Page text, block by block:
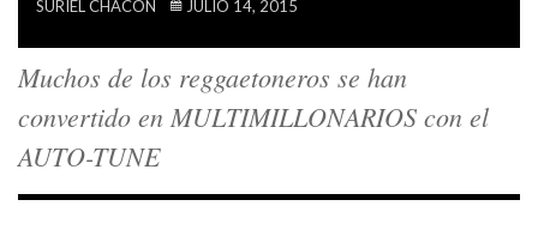
SURIEL CHACON JULIO 14, 2015
Muchos de los reggaetoneros se han
convertido en MULTIMILLONARIOS con el
AUTO-TUNE